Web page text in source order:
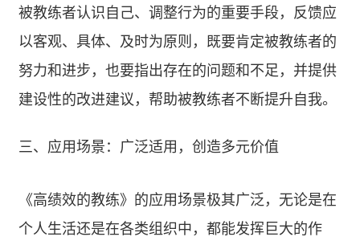
被教练者认识自己、调整行为的重要手段，反馈应
以客观、具体、及时为原则，既要肯定被教练者的
努力和进步，也要指出存在的问题和不足，并提供
建设性的改进建议，帮助被教练者不断提升自我。
三、应用场景：广泛适用，创造多元价值
《高绩效的教练》的应用场景极其广泛，无论是在
个人生活还是在各类组织中，都能发挥巨大的作